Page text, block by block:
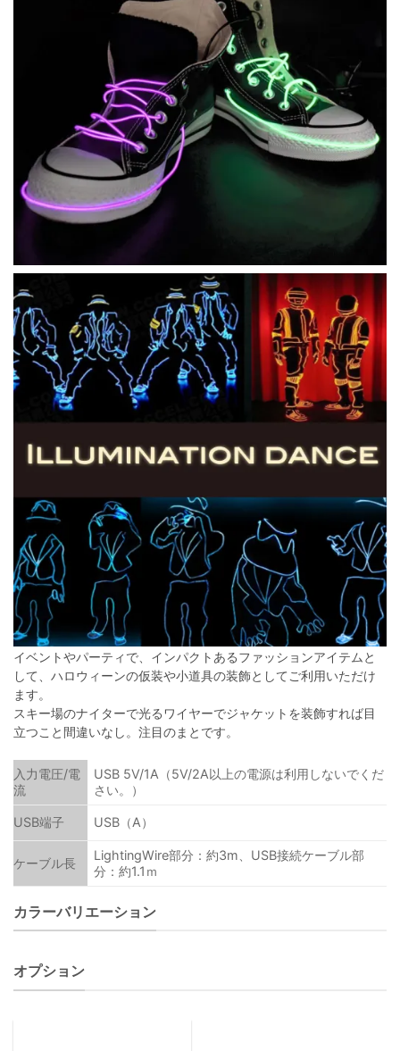
イベントやパーティで、インパクトあるファッションアイテムと
して、ハロウィーンの仮装や小道具の装飾としてご利用いただけ
ます。
スキー場のナイターで光るワイヤーでジャケットを装飾すれば目
立つこと間違いなし。注目のまとです。
入力電圧/電
流
USB 5V/1A（5V/2A以上の電源は利用しないでくだ
さい。）
USB端子 USB（A）
ケーブル長
LightingWire部分：約3m、USB接続ケーブル部
分：約1.1ｍ
カラーバリエーション
オプション